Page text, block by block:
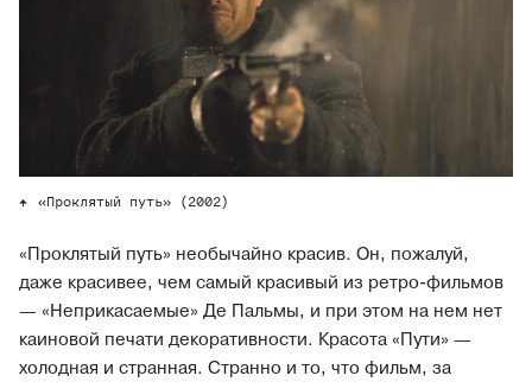
«Проклятый путь» (2002)
«Проклятый путь» необычайно красив. Он, пожалуй,
даже красивее, чем самый красивый из ретро-фильмов
— «Неприкасаемые» Де Пальмы, и при этом на нем нет
каиновой печати декоративности. Красота «Пути» —
холодная и странная. Странно и то, что фильм, за